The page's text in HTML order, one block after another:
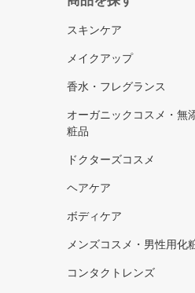
スキンケア
メイクアップ
香水・フレグランス
オーガニックコスメ・無
粧品
ドクターズコスメ
ヘアケア
ボディケア
メンズコスメ・男性用化
コンタクトレンズ